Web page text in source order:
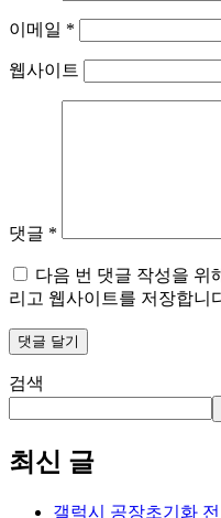
이메일 *
웹사이트
댓글 *
다음 번 댓글 작성을 위
리고 웹사이트를 저장합니
검색
최신 글
갤럭시 공장초기화